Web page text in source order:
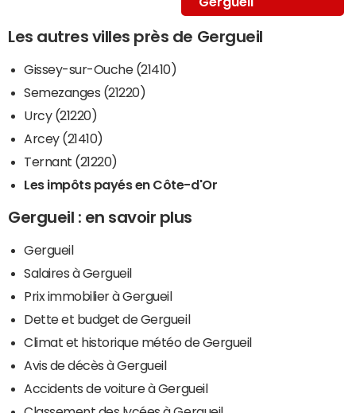
Les autres villes près de Gergueil
Gissey-sur-Ouche (21410)
Semezanges (21220)
Urcy (21220)
Arcey (21410)
Ternant (21220)
Les impôts payés en Côte-d'Or
Gergueil : en savoir plus
Gergueil
Salaires à Gergueil
Prix immobilier à Gergueil
Dette et budget de Gergueil
Climat et historique météo de Gergueil
Avis de décès à Gergueil
Accidents de voiture à Gergueil